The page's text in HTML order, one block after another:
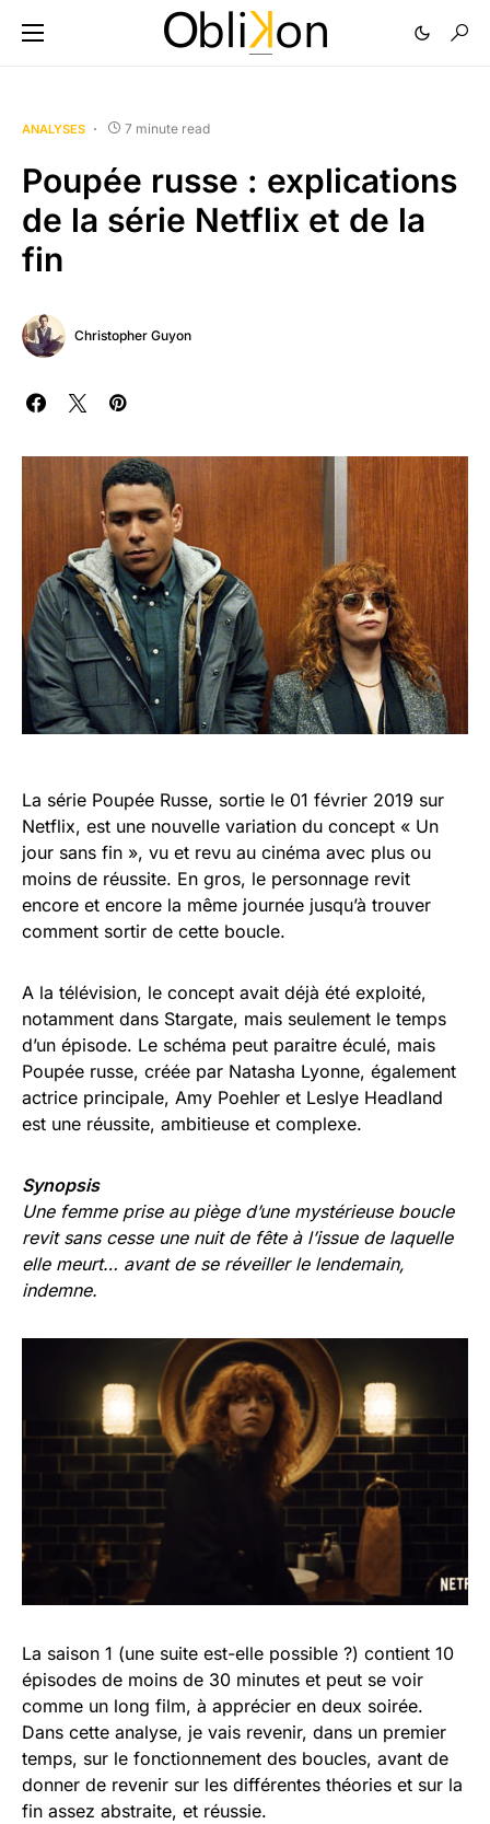
ANALYSES 7 minute read
Poupée russe : explications
de la série Netflix et de la
fin
Christopher Guyon
La série Poupée Russe, sortie le 01 février 2019 sur
Netflix, est une nouvelle variation du concept « Un
jour sans fin », vu et revu au cinéma avec plus ou
moins de réussite. En gros, le personnage revit
encore et encore la même journée jusqu’à trouver
comment sortir de cette boucle.
A la télévision, le concept avait déjà été exploité,
notamment dans Stargate, mais seulement le temps
d’un épisode. Le schéma peut paraitre éculé, mais
Poupée russe, créée par Natasha Lyonne, également
actrice principale, Amy Poehler et Leslye Headland
est une réussite, ambitieuse et complexe.
Synopsis
Une femme prise au piège d’une mystérieuse boucle
revit sans cesse une nuit de fête à l’issue de laquelle
elle meurt… avant de se réveiller le lendemain,
indemne.
La saison 1 (une suite est-elle possible ?) contient 10
épisodes de moins de 30 minutes et peut se voir
comme un long film, à apprécier en deux soirée.
Dans cette analyse, je vais revenir, dans un premier
temps, sur le fonctionnement des boucles, avant de
donner de revenir sur les différentes théories et sur la
fin assez abstraite, et réussie.